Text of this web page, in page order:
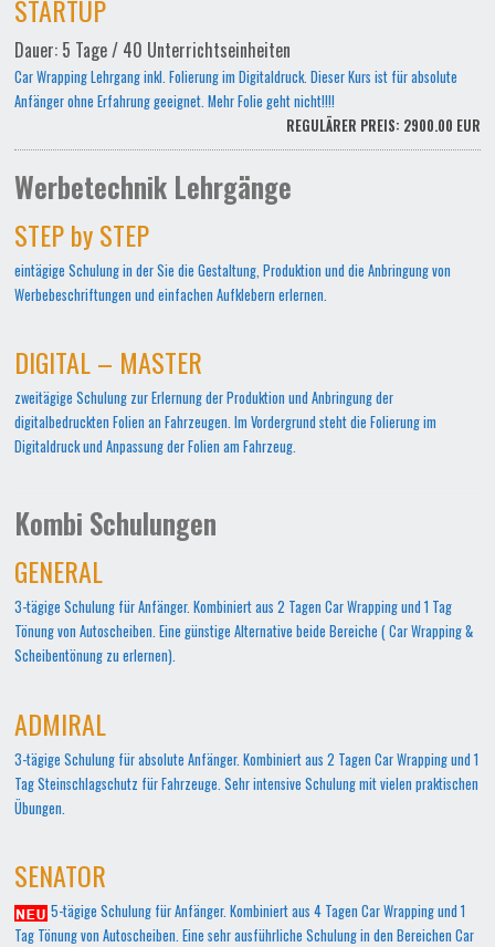
STARTUP
Dauer: 5 Tage / 40 Unterrichtseinheiten
Car Wrapping Lehrgang inkl. Folierung im Digitaldruck. Dieser Kurs ist für absolute
Anfänger ohne Erfahrung geeignet. Mehr Folie geht nicht!!!!
REGULÄRER PREIS: 2900.00 EUR
Werbetechnik Lehrgänge
STEP by STEP
eintägige Schulung in der Sie die Gestaltung, Produktion und die Anbringung von
Werbebeschriftungen und einfachen Aufklebern erlernen.
DIGITAL – MASTER
zweitägige Schulung zur Erlernung der Produktion und Anbringung der
digitalbedruckten Folien an Fahrzeugen. Im Vordergrund steht die Folierung im
Digitaldruck und Anpassung der Folien am Fahrzeug.
Kombi Schulungen
GENERAL
3-tägige Schulung für Anfänger. Kombiniert aus 2 Tagen Car Wrapping und 1 Tag
Tönung von Autoscheiben. Eine günstige Alternative beide Bereiche ( Car Wrapping &
Scheibentönung zu erlernen).
ADMIRAL
3-tägige Schulung für absolute Anfänger. Kombiniert aus 2 Tagen Car Wrapping und 1
Tag Steinschlagschutz für Fahrzeuge. Sehr intensive Schulung mit vielen praktischen
Übungen.
SENATOR
5-tägige Schulung für Anfänger. Kombiniert aus 4 Tagen Car Wrapping und 1
Tag Tönung von Autoscheiben. Eine sehr ausführliche Schulung in den Bereichen Car